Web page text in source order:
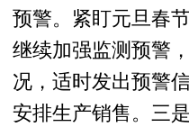
预警。紧盯元旦春
继续加强监测预警
况，适时发出预警
安排生产销售。三